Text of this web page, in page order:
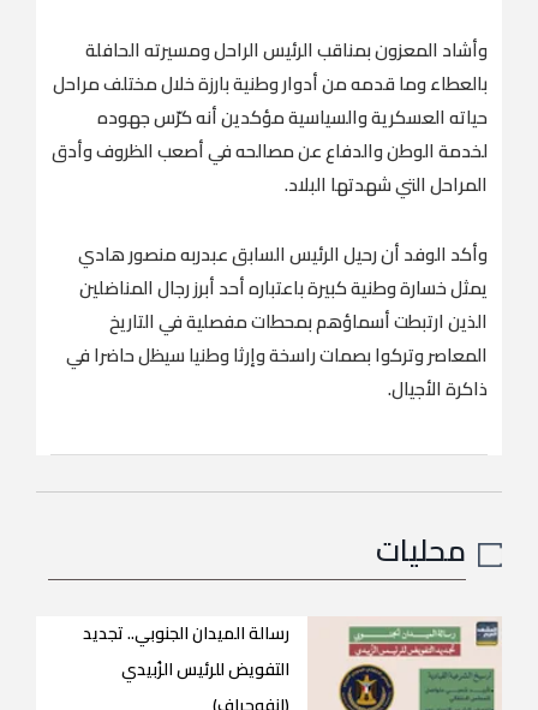
وأشاد المعزون بمناقب الرئيس الراحل ومسيرته الحافلة
بالعطاء وما قدمه من أدوار وطنية بارزة خلال مختلف مراحل
حياته العسكرية والسياسية مؤكدين أنه كرّس جهوده
لخدمة الوطن والدفاع عن مصالحه في أصعب الظروف وأدق
المراحل التي شهدتها البلاد.
وأكد الوفد أن رحيل الرئيس السابق عبدربه منصور هادي
يمثل خسارة وطنية كبيرة باعتباره أحد أبرز رجال المناضلين
الذين ارتبطت أسماؤهم بمحطات مفصلية في التاريخ
المعاصر وتركوا بصمات راسخة وإرثا وطنيا سيظل حاضرا في
ذاكرة الأجيال.
محليات
رسالة الميدان الجنوبي.. تجديد
التفويض للرئيس الزُبيدي